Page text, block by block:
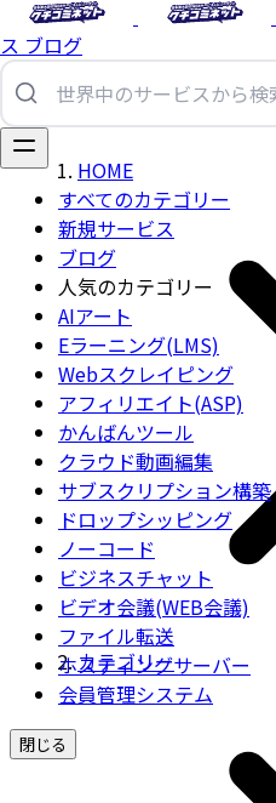
ス ブログ
すべてのカテゴリー
新規サービス
ブログ
人気のカテゴリー
AIアート
Eラーニング(LMS)
Webスクレイピング
アフィリエイト(ASP)
かんばんツール
クラウド動画編集
サブスクリプション構築
ドロップシッピング
ノーコード
ビジネスチャット
ビデオ会議(WEB会議)
ファイル転送
ホスティングサーバー
会員管理システム
閉じる
HOME
カテゴリー